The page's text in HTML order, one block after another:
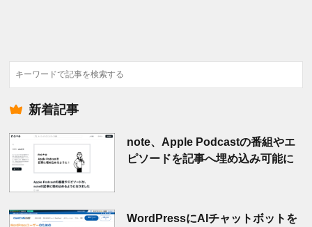
検
索
新着記事
note、Apple Podcastの番組やエ
ピソードを記事へ埋め込み可能に
WordPressにAIチャットボットを